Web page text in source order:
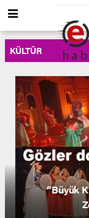
KÜLTÜR
“Büyük